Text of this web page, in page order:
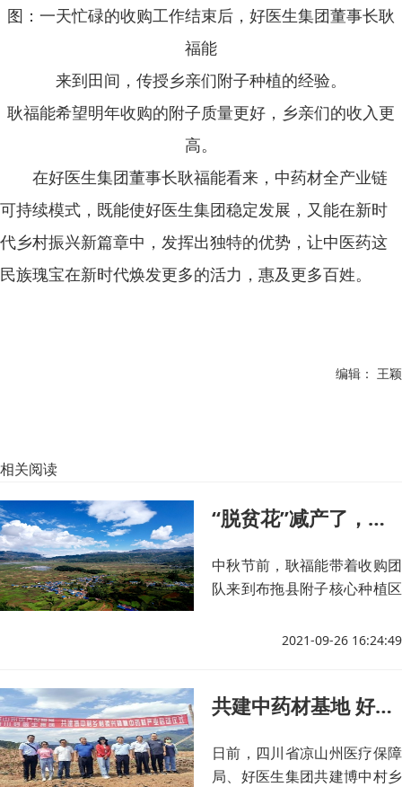
图：一天忙碌的收购工作结束后，好医生集团董事长耿
福能
来到田间，传授乡亲们附子种植的经验。
耿福能希望明年收购的附子质量更好，乡亲们的收入更
高。
在好医生集团董事长耿福能看来，中药材全产业链
可持续模式，既能使好医生集团稳定发展，又能在新时
代乡村振兴新篇章中，发挥出独特的优势，让中医药这
民族瑰宝在新时代焕发更多的活力，惠及更多百姓。
编辑： 王颖
相关阅读
“脱贫花”减产了，村民却说：好日子来了
中秋节前，耿福能带着收购团
队来到布拖县附子核心种植区
2021-09-26 16:24:49
共建中药材基地 好医生集团助力乡村振兴
日前，四川省凉山州医疗保障
局、好医生集团共建博中村乡